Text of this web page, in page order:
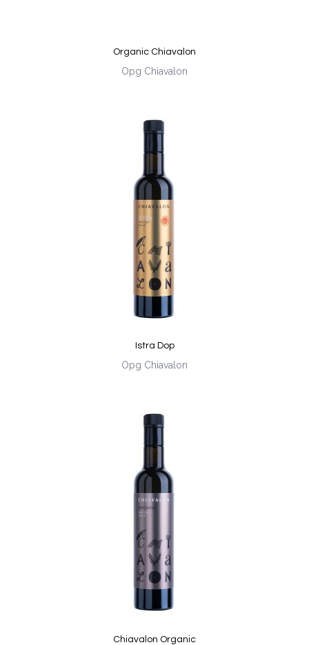
Organic Chiavalon
Opg Chiavalon
Istra Dop
Opg Chiavalon
Chiavalon Organic